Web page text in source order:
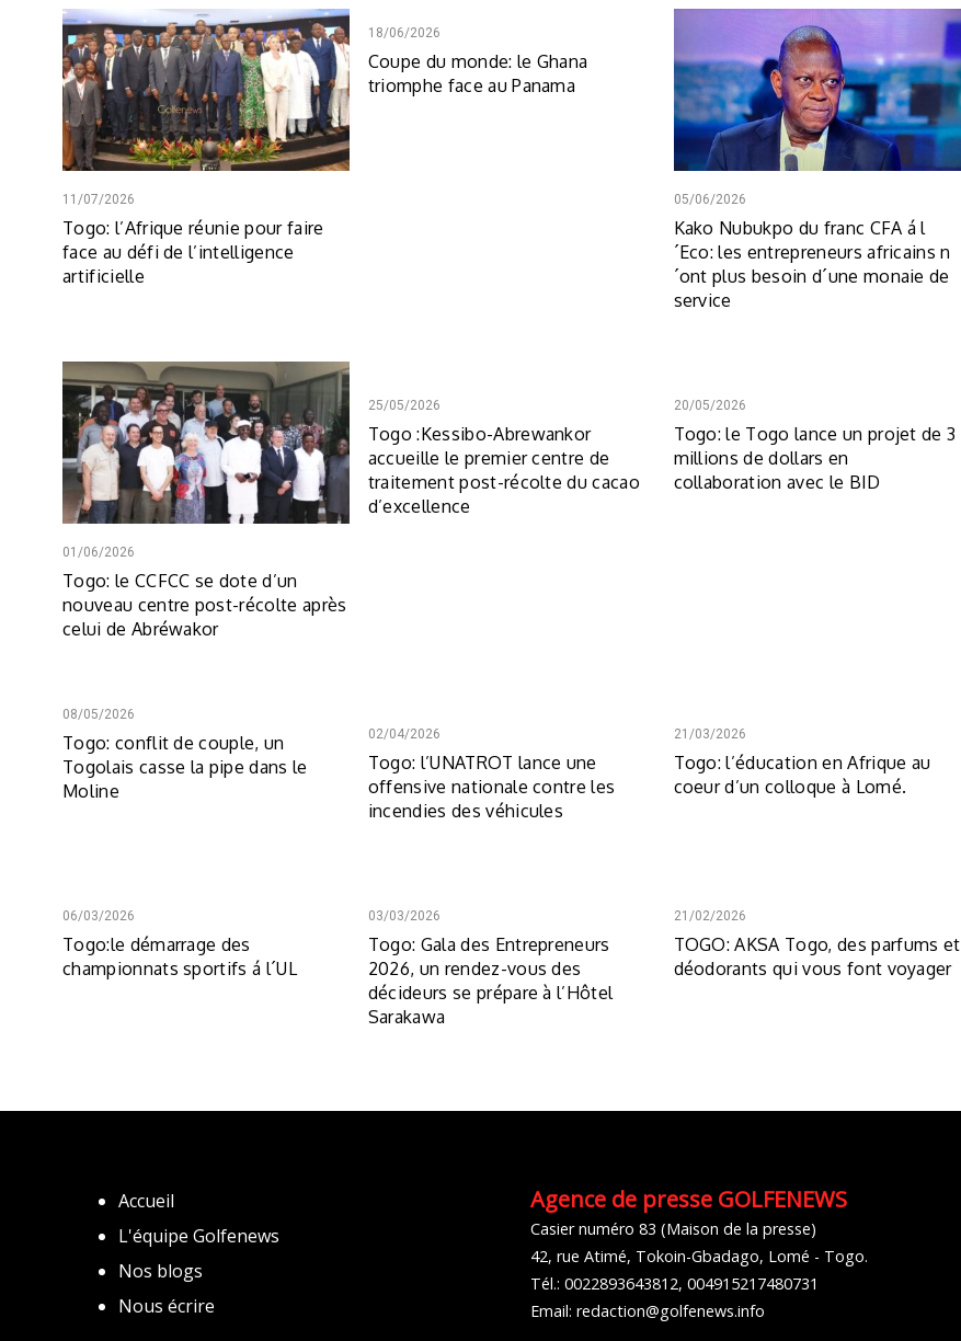
11/07/2026
Togo: l’Afrique réunie pour faire
face au défi de l’intelligence
artificielle
18/06/2026
Coupe du monde: le Ghana
triomphe face au Panama
05/06/2026
Kako Nubukpo du franc CFA á l
´Eco: les entrepreneurs africains n
´ont plus besoin d´une monaie de
service
01/06/2026
Togo: le CCFCC se dote d’un
nouveau centre post-récolte après
celui de Abréwakor
25/05/2026
Togo :Kessibo-Abrewankor
accueille le premier centre de
traitement post-récolte du cacao
d’excellence
20/05/2026
Togo: le Togo lance un projet de 3
millions de dollars en
collaboration avec le BID
08/05/2026
Togo: conflit de couple, un
Togolais casse la pipe dans le
Moline
02/04/2026
Togo: l’UNATROT lance une
offensive nationale contre les
incendies des véhicules
21/03/2026
Togo: l’éducation en Afrique au
coeur d’un colloque à Lomé.
06/03/2026
Togo:le démarrage des
championnats sportifs á l´UL
03/03/2026
Togo: Gala des Entrepreneurs
2026, un rendez-vous des
décideurs se prépare à l’Hôtel
Sarakawa
21/02/2026
TOGO: AKSA Togo, des parfums et
déodorants qui vous font voyager
Accueil
L'équipe Golfenews
Nos blogs
Nous écrire
Agence de presse GOLFENEWS
Casier numéro 83 (Maison de la presse)
42, rue Atimé, Tokoin-Gbadago, Lomé - Togo.
Tél.: 0022893643812, 004915217480731
Email: redaction@golfenews.info